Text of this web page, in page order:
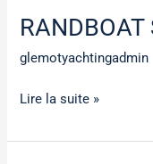
RANDBOAT
glemotyachtingadmin
27
Lire la suite »